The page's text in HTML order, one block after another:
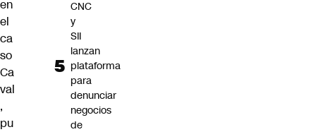
en
el
ca
so
Ca
val
,
pu
CNC
y
SII
lanzan
plataforma
para
denunciar
negocios
de